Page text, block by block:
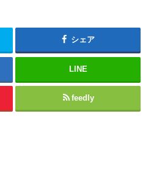
シェア
LINE
feedly